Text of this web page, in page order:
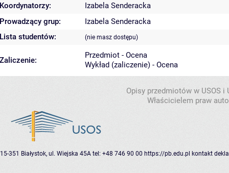
Koordynatorzy:
Izabela Senderacka
Prowadzący grup:
Izabela Senderacka
Lista studentów:
(nie masz dostępu)
Zaliczenie:
Przedmiot - Ocena
Wykład (zaliczenie) - Ocena
Opisy przedmiotów w USOS
Właścicielem praw
15-351 Białystok, ul. Wiejska 45A tel: +48 746 90 00 https://pb.edu.pl kontakt